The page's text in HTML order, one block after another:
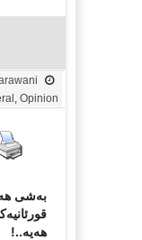
Opinion
بەشی
هەیە..!